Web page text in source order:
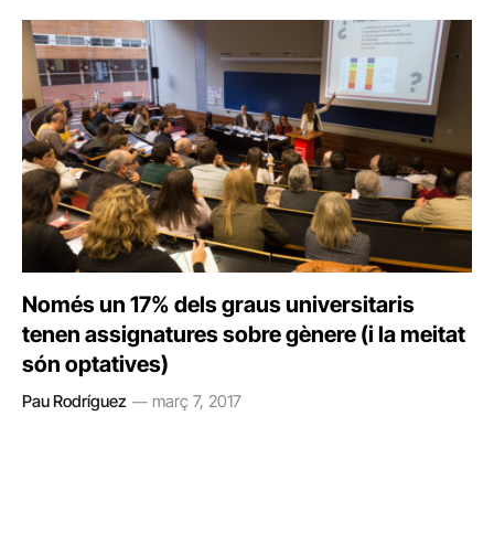
Només un 17% dels graus universitaris
tenen assignatures sobre gènere (i la meitat
són optatives)
Pau Rodríguez març 7, 2017